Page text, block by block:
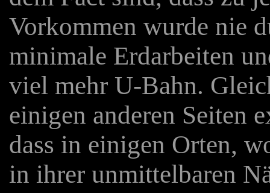
Vorkommen wurde nie
minimale Erdarbeiten
viel mehr U-Bahn.
einigen anderen Seiten
dass in einigen Orten,
in ihrer unmittelbaren